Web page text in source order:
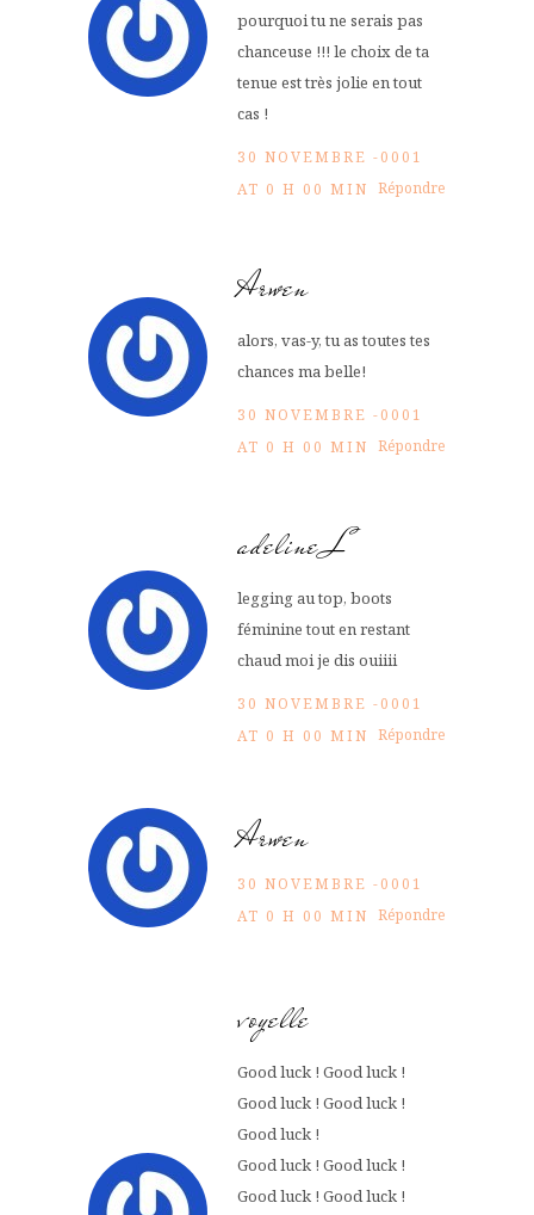
pourquoi tu ne serais pas
chanceuse !!! le choix de ta
tenue est très jolie en tout
cas !
30 NOVEMBRE -0001
AT 0 H 00 MIN Répondre
Arwen
alors, vas-y, tu as toutes tes
chances ma belle!
30 NOVEMBRE -0001
AT 0 H 00 MIN Répondre
adeline L
legging au top, boots
féminine tout en restant
chaud moi je dis ouiiii
30 NOVEMBRE -0001
AT 0 H 00 MIN Répondre
Arwen
30 NOVEMBRE -0001
AT 0 H 00 MIN Répondre
voyelle
Good luck ! Good luck !
Good luck ! Good luck !
Good luck !
Good luck ! Good luck !
Good luck ! Good luck !